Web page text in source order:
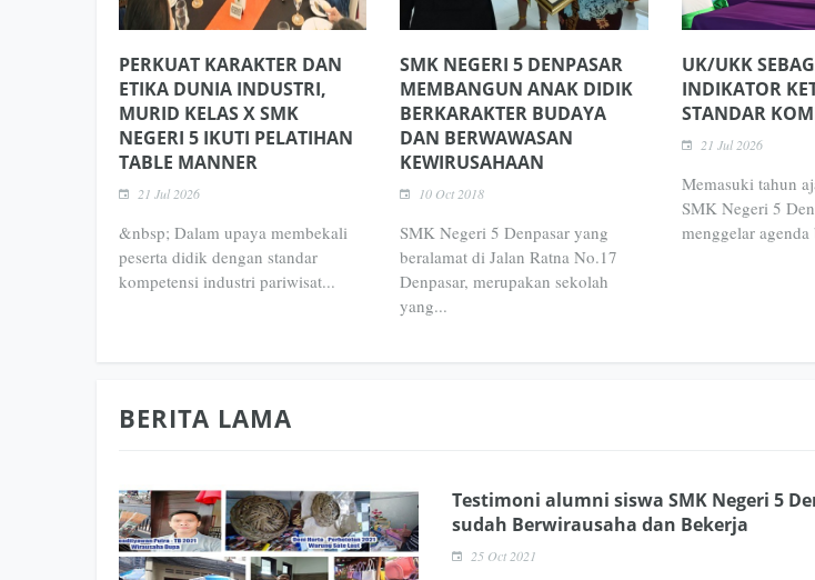
PERKUAT KARAKTER DAN
ETIKA DUNIA INDUSTRI,
MURID KELAS X SMK
NEGERI 5 IKUTI PELATIHAN
TABLE MANNER
21 Jul 2026
&nbsp; Dalam upaya membekali
peserta didik dengan standar
kompetensi industri pariwisat...
SMK NEGERI 5 DENPASAR
MEMBANGUN ANAK DIDIK
BERKARAKTER BUDAYA
DAN BERWAWASAN
KEWIRUSAHAAN
10 Oct 2018
SMK Negeri 5 Denpasar yang
beralamat di Jalan Ratna No.17
Denpasar, merupakan sekolah
yang...
UK/UKK
INDIKATOR
STANDAR
21 Jul 2026
Memasuki tahun
SMK Negeri 5
menggelar agenda
BERITA LAMA
Testimoni alumni siswa SMK Negeri 5
sudah Berwirausaha dan Bekerja
25 Oct 2021